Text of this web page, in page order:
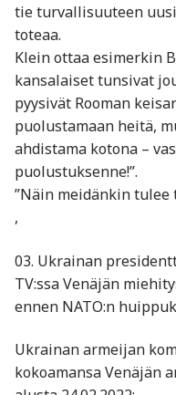
tie turvallisuuteen
toteaa.
Klein ottaa esimerkin
kansalaiset tunsivat
pyysivät Rooman
puolustamaan heitä,
ahdistama kotona –
puolustuksenne!”.
”Näin meidänkin tulee
,
03. Ukrainan
TV:ssa Venäjän
ennen NATO:n
Ukrainan armeijan
kokoamansa Venäjän